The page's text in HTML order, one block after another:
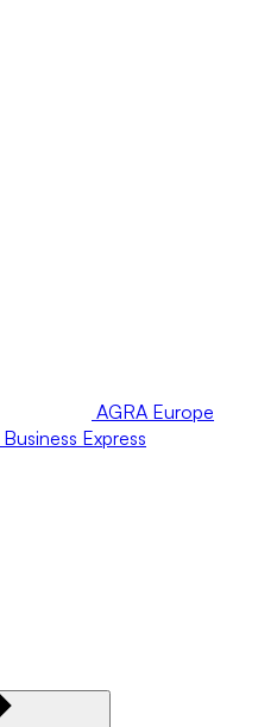
AGRA Europe
Business Express